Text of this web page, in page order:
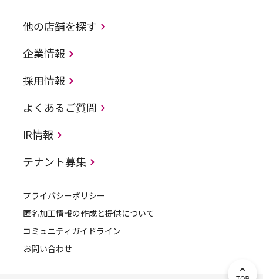
他の店舗を探す
企業情報
採用情報
よくあるご質問
IR情報
テナント募集
プライバシーポリシー
匿名加工情報の作成と提供について
コミュニティガイドライン
お問い合わせ